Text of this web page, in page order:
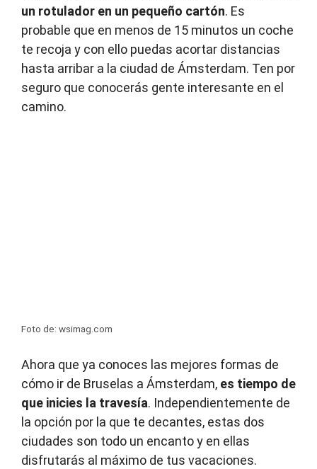
un rotulador en un pequeño cartón. Es
probable que en menos de 15 minutos un coche
te recoja y con ello puedas acortar distancias
hasta arribar a la ciudad de Ámsterdam. Ten por
seguro que conocerás gente interesante en el
camino.
Foto de: wsimag.com
Ahora que ya conoces las mejores formas de
cómo ir de Bruselas a Ámsterdam, es tiempo de
que inicies la travesía. Independientemente de
la opción por la que te decantes, estas dos
ciudades son todo un encanto y en ellas
disfrutarás al máximo de tus vacaciones.